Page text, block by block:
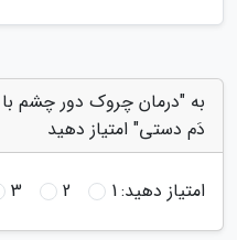
به "درمان چروک دور چشم
دَم دستی" امتیاز دهید
امتیاز دهید:1
2
3